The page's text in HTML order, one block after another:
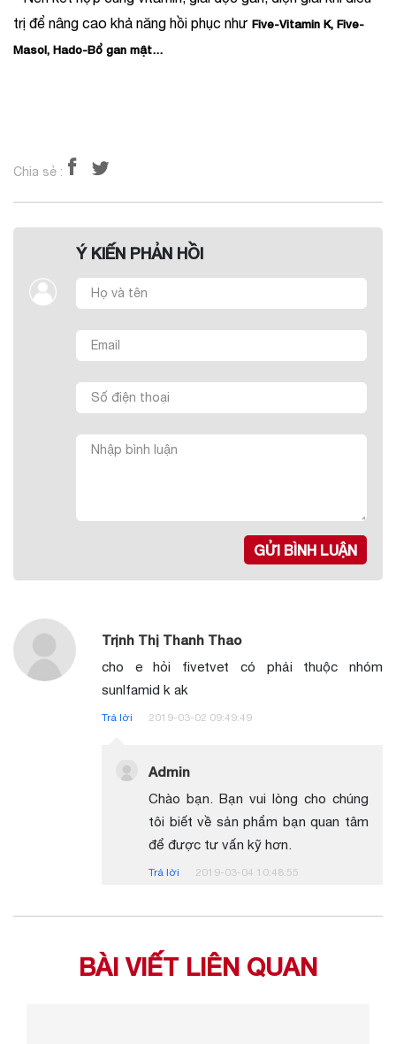
trị để nâng cao khả năng hồi phục như Five-Vitamin K, Five-
Masol, Hado-Bổ gan mật…
Chia sẻ :
Ý KIẾN PHẢN HỒI
GỬI BÌNH LUẬN
Trịnh Thị Thanh Thao
cho e hỏi fivetvet có phải thuộc nhóm
sunlfamid k ak
Trả lời 2019-03-02 09:49:49
Admin
Chào bạn. Bạn vui lòng cho chúng
tôi biết về sản phẩm bạn quan tâm
để được tư vấn kỹ hơn.
Trả lời 2019-03-04 10:48:55
BÀI VIẾT LIÊN QUAN